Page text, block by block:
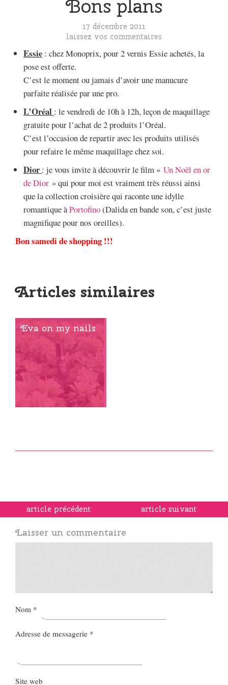
Bons plans
17 décembre 2011
laissez vos commentaires
Essie : chez Monoprix, pour 2 vernis Essie achetés, la
pose est offerte.
C’est le moment ou jamais d’avoir une manucure
parfaite réalisée par une pro.
L’Oréal : le vendredi de 10h à 12h, leçon de maquillage
gratuite pour l’achat de 2 produits l’Oréal.
C’est l’occasion de repartir avec les produits utilisés
pour refaire le même maquillage chez soi.
Dior: je vous invite à découvrir le film « Un Noël en or
de Dior » qui pour moi est vraiment très réussi ainsi
que la collection croisière qui raconte une idylle
romantique àPortofino(Dalida en bande son, c’est juste
magnifique pour nos oreilles).
Bon samedi de shopping !!!
Articles similaires
Eva on my nails
article précédent article suivant
Laisser un commentaire
Nom *
Adresse de messagerie *
Site web